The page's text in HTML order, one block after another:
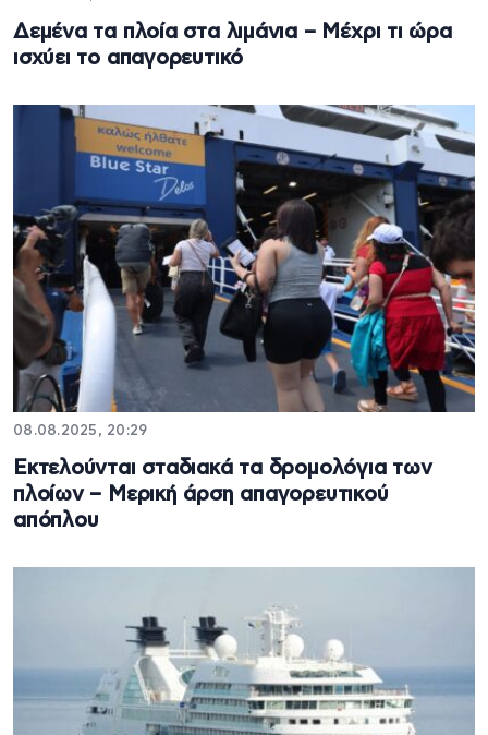
Δεμένα τα πλοία στα λιμάνια – Μέχρι τι ώρα
ισχύει το απαγορευτικό
08.08.2025, 20:29
Εκτελούνται σταδιακά τα δρομολόγια των
πλοίων – Μερική άρση απαγορευτικού
απόπλου